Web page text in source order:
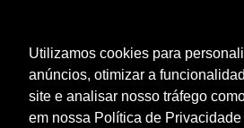
Utilizamos cookies para
anúncios, otimizar a
site e analisar nosso tráfego
em nossa Política de
NOTÍCIAS